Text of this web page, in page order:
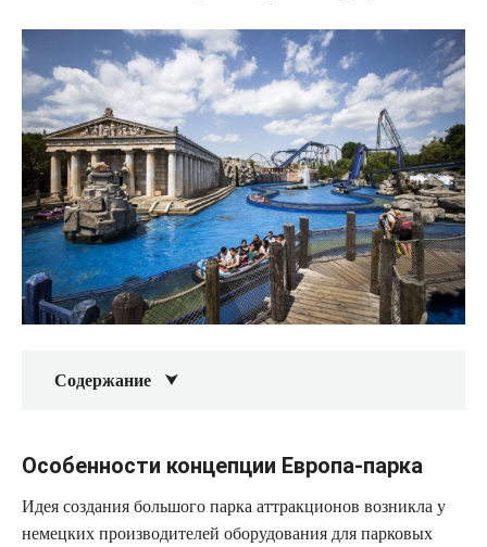
Содержание
Особенности концепции Европа-парка
Идея создания большого парка аттракционов возникла у
немецких производителей оборудования для парковых